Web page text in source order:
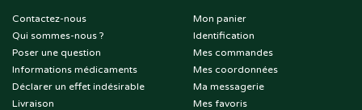
Contactez-nous
Qui sommes-nous ?
Poser une question
Informations médicaments
Déclarer un effet indésirable
Livraison
Mon panier
Identification
Mes commandes
Mes coordonnées
Ma messagerie
Mes favoris